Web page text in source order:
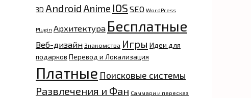
3D Android Anime IOS SEO WordPress
Plugin Архитектура Бесплатные
Веб-дизайн Знакомства Игры Идеи для
подарков Перевод и Локализация
Платные Поисковые системы
Развлечения и Фан Саммари и пересказ